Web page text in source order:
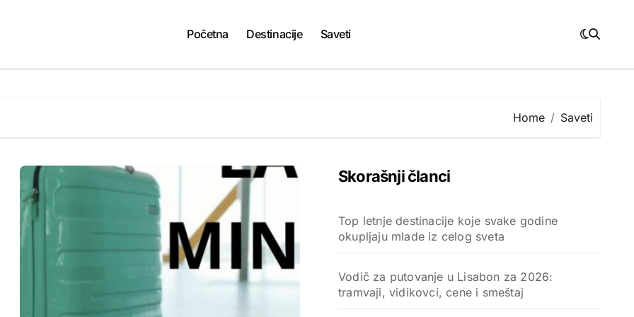
Početna Destinacije Saveti
Home Saveti
Skorašnji članci
Top letnje destinacije koje svake godine
okupljaju mlade iz celog sveta
Vodič za putovanje u Lisabon za 2026:
tramvaji, vidikovci, cene i smeštaj